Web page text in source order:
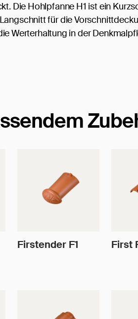
Die Hohlpfanne H1 ist ein
für die
Werterhaltung in der
Firstender F1 First